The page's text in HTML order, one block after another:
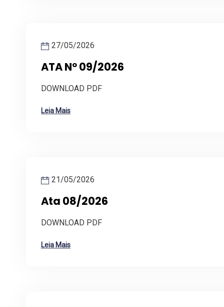
27/05/2026
ATA Nº 09/2026
DOWNLOAD PDF
Leia Mais
21/05/2026
Ata 08/2026
DOWNLOAD PDF
Leia Mais